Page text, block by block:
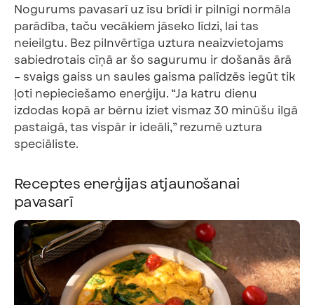
Nogurums pavasarī uz īsu brīdi ir pilnīgi normāla
parādība, taču vecākiem jāseko līdzi, lai tas
neieilgtu. Bez pilnvērtīga uztura neaizvietojams
sabiedrotais cīņā ar šo sagurumu ir došanās ārā
– svaigs gaiss un saules gaisma palīdzēs iegūt tik
ļoti nepieciešamo enerģiju. “Ja katru dienu
izdodas kopā ar bērnu iziet vismaz 30 minūšu ilgā
pastaigā, tas vispār ir ideāli,” rezumē uztura
speciāliste.
Receptes enerģijas atjaunošanai
pavasarī